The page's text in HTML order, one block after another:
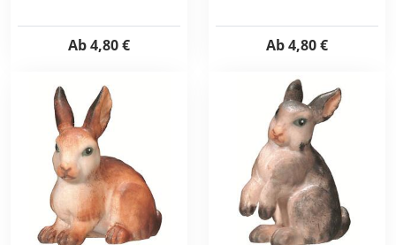
Ab4,80 € Ab4,80 €